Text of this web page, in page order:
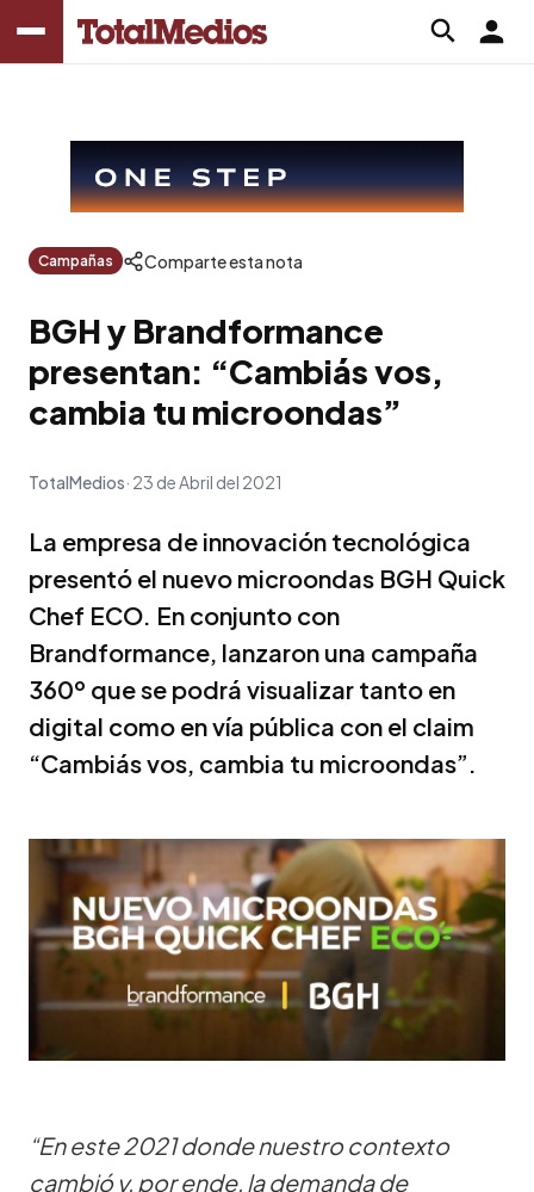
Campañas Comparte esta nota
BGH y Brandformance
presentan: “Cambiás vos,
cambia tu microondas”
TotalMedios 23 de Abril del 2021
La empresa de innovación tecnológica
presentó el nuevo microondas BGH Quick
Chef ECO. En conjunto con
Brandformance, lanzaron una campaña
360º que se podrá visualizar tanto en
digital como en vía pública con el claim
“Cambiás vos, cambia tu microondas”.
“En este 2021 donde nuestro contexto
cambió y, por ende, la demanda de